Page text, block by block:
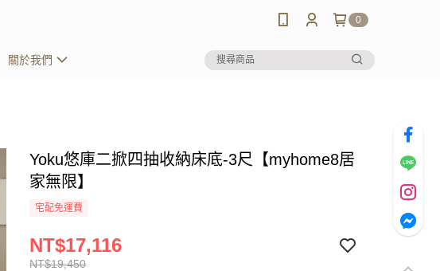
0
關於我們
Yoku悠庫二掀四抽收納床底-3尺【myhome8居
家無限】
宅配免運費
NT$19,450
NT$17,116